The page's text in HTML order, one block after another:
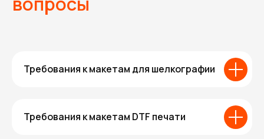
Требования к макетам для шелкографии
Требования к макетам DTF печати